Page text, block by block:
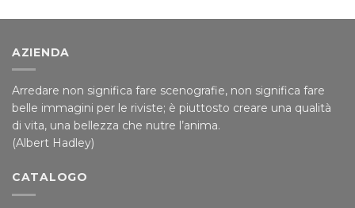
AZIENDA
Arredare non significa fare scenografie, non significa fare
belle immagini per le riviste; è piuttosto creare una qualità
di vita, una bellezza che nutre l’anima.
(Albert Hadley)
CATALOGO